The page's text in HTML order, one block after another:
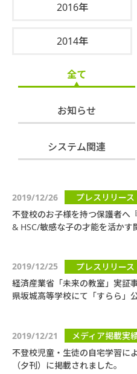
2016年
2014年
全て
お知らせ
システム関連
2019/12/26
プレスリリース
不登校のお子様を持つ保護者
& HSC/敏感な子の才能を活かす
2019/12/25
プレスリリース
経済産業省「未来の教室」実証
県坂城高等学校にて「すらら」
2019/12/21
メディア掲載実
不登校児童・生徒の自宅学習に
（夕刊）に掲載されました。